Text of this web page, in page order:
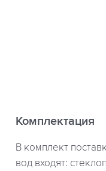
Комплектация
В комплект
вод входят: